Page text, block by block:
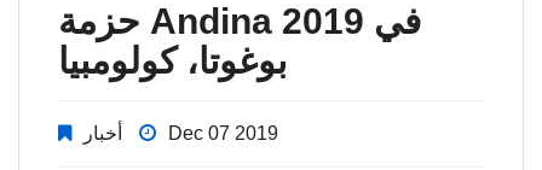
حزمة Andina 2019 في
بوغوتا، كولومبيا
أخبار Dec 07 2019